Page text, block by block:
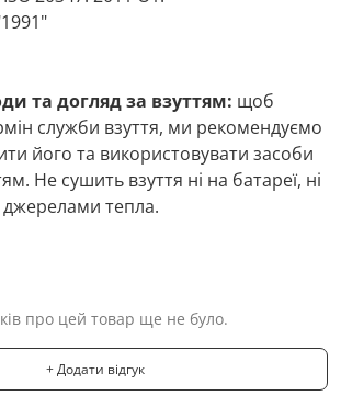
та догляд за взуттям: щоб
служби взуття, ми рекомендуємо
його та використовувати засоби
Не сушить взуття ні на батареї, ні
тепла.
про цей товар ще не було.
+ Додати відгук